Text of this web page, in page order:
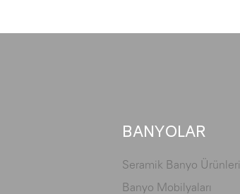
BANYOLAR
Seramik Banyo Ürünleri
Banyo Mobilyaları